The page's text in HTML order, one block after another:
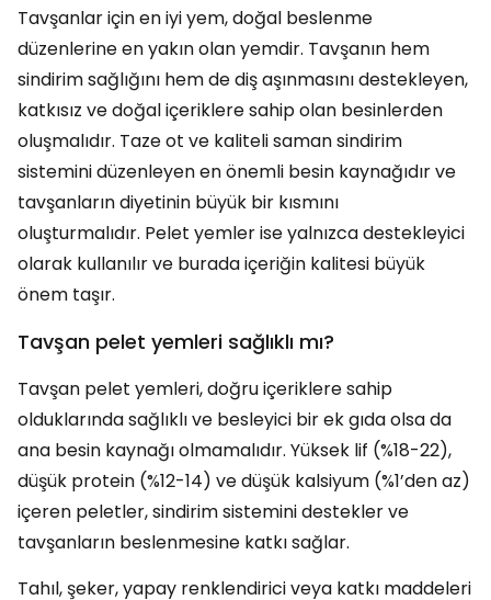
Tavşanlar için en iyi yem, doğal beslenme
düzenlerine en yakın olan yemdir. Tavşanın hem
sindirim sağlığını hem de diş aşınmasını destekleyen,
katkısız ve doğal içeriklere sahip olan besinlerden
oluşmalıdır. Taze ot ve kaliteli saman sindirim
sistemini düzenleyen en önemli besin kaynağıdır ve
tavşanların diyetinin büyük bir kısmını
oluşturmalıdır. Pelet yemler ise yalnızca destekleyici
olarak kullanılır ve burada içeriğin kalitesi büyük
önem taşır.
Tavşan pelet yemleri sağlıklı mı?
Tavşan pelet yemleri, doğru içeriklere sahip
olduklarında sağlıklı ve besleyici bir ek gıda olsa da
ana besin kaynağı olmamalıdır. Yüksek lif (%18-22),
düşük protein (%12-14) ve düşük kalsiyum (%1’den az)
içeren peletler, sindirim sistemini destekler ve
tavşanların beslenmesine katkı sağlar.
Tahıl, şeker, yapay renklendirici veya katkı maddeleri